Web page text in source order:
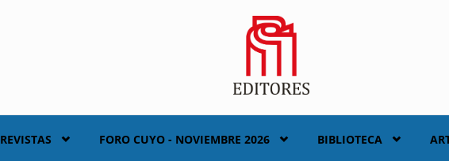
REVISTAS FORO CUYO - NOVIEMBRE 2026 BIBLIOTECA